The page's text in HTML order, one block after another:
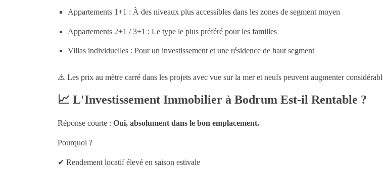
Appartements 1+1 : À des niveaux plus accessibles dans les zones de segment moyen
Appartements 2+1 / 3+1 : Le type le plus préféré pour les familles
Villas individuelles : Pour un investissement et une résidence de haut segment
⚠️ Les prix au mètre carré dans les projets avec vue sur la mer et neufs peuvent augmenter
📈 L'Investissement Immobilier à Bodrum Est-il Rentable ?
Réponse courte : Oui, absolument dans le bon emplacement.
Pourquoi ?
✔ Rendement locatif élevé en saison estivale